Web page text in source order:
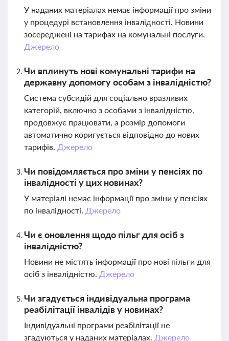
У наданих матеріалах немає інформації про зміни
у процедурі встановлення інвалідності. Новини
зосереджені на тарифах на комунальні послуги.
Джерело
Чи вплинуть нові комунальні тарифи на
державну допомогу особам з інвалідністю?
Система субсидій для соціально вразливих
категорій, включно з особами з інвалідністю,
продовжує працювати, а розмір допомоги
автоматично коригується відповідно до нових
тарифів. Джерело
Чи повідомляється про зміни у пенсіях по
інвалідності у цих новинах?
У матеріалі немає інформації про зміни у пенсіях
по інвалідності. Джерело
Чи є оновлення щодо пільг для осіб з
інвалідністю?
Новини не містять інформації про нові пільги для
осіб з інвалідністю. Джерело
Чи згадується індивідуальна програма
реабілітації інвалідів у новинах?
Індивідуальні програми реабілітації не
згадуються у наданих матеріалах. Джерело